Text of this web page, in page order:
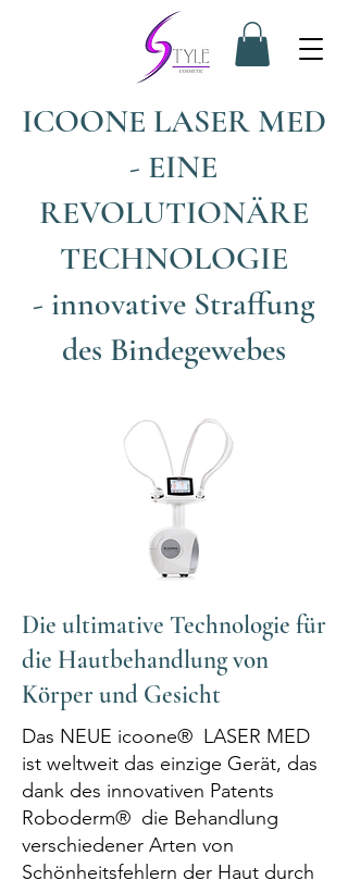
ICOONE LASER MED
- EINE
REVOLUTIONÄRE
TECHNOLOGIE
- innovative Straffung
des Bindegewebes
Die ultimative Technologie für
die Hautbehandlung von
Körper und Gesicht
Das NEUE icoone® LASER MED
ist weltweit das einzige Gerät, das
dank des innovativen Patents
Roboderm® die Behandlung
verschiedener Arten von
Schönheitsfehlern der Haut durch